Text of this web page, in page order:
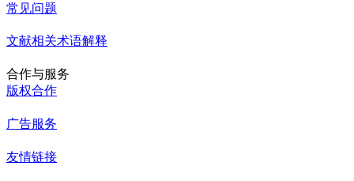
常见问题
文献相关术语解释
合作与服务
版权合作
广告服务
友情链接